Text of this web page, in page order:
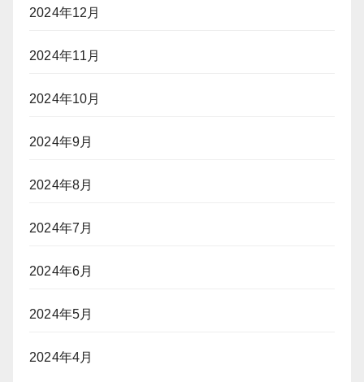
2024年12月
2024年11月
2024年10月
2024年9月
2024年8月
2024年7月
2024年6月
2024年5月
2024年4月